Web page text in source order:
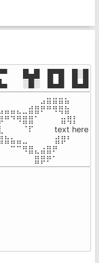
█▄█ █▀█ █░█
░█░ █▄█ █▄█
⠀⣶⢿⡇
text here
⠀⣾⡿⠃⠀